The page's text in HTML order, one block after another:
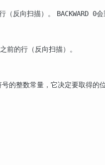
（反向扫描）。 BACKWARD 0会
前的行（反向扫描）。
的整数常量，它决定要取得的